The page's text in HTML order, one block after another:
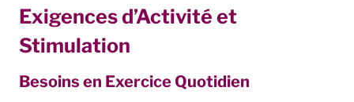
Exigences d’Activité et
Stimulation
Besoins en Exercice Quotidien